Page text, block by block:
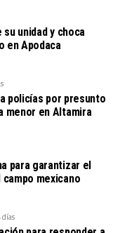
unidad y choca
en Apodaca
policías por presunto
menor en Altamira
para garantizar el
mexicano
días